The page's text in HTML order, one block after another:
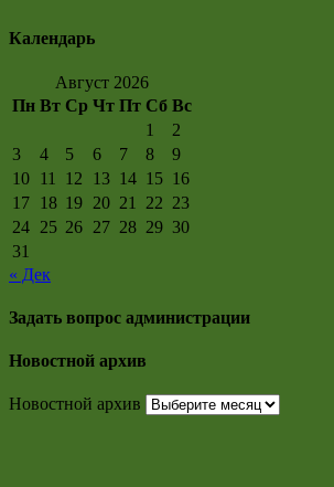
Календарь
Август 2026
Пн Вт Ср Чт Пт Сб Вс
1
2
3
4 5 6 7 8
9
10 11 12 13 14 15 16
17 18 19 20 21 22 23
24 25 26 27 28 29 30
31
« Дек
Задать вопрос администрации
Новостной архив
Новостной архив